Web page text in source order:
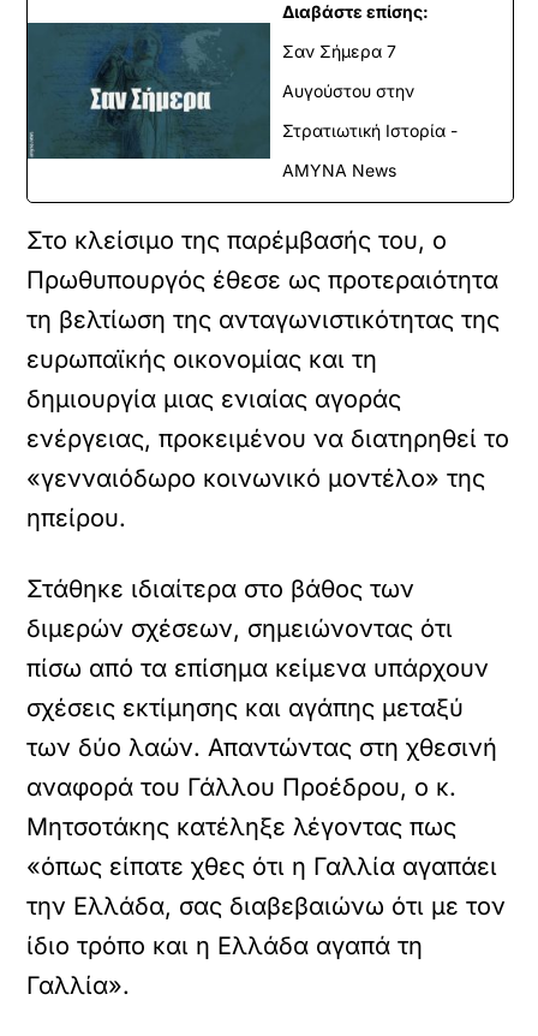
Διαβάστε επίσης:
Σαν Σήμερα 7
Αυγούστου στην
Στρατιωτική Ιστορία -
ΑΜΥΝΑ News
Στο κλείσιμο της παρέμβασής του, ο
Πρωθυπουργός έθεσε ως προτεραιότητα
τη βελτίωση της ανταγωνιστικότητας της
ευρωπαϊκής οικονομίας και τη
δημιουργία μιας ενιαίας αγοράς
ενέργειας, προκειμένου να διατηρηθεί το
«γενναιόδωρο κοινωνικό μοντέλο» της
ηπείρου.
Στάθηκε ιδιαίτερα στο βάθος των
διμερών σχέσεων, σημειώνοντας ότι
πίσω από τα επίσημα κείμενα υπάρχουν
σχέσεις εκτίμησης και αγάπης μεταξύ
των δύο λαών. Απαντώντας στη χθεσινή
αναφορά του Γάλλου Προέδρου, ο κ.
Μητσοτάκης κατέληξε λέγοντας πως
«όπως είπατε χθες ότι η Γαλλία αγαπάει
την Ελλάδα, σας διαβεβαιώνω ότι με τον
ίδιο τρόπο και η Ελλάδα αγαπά τη
Γαλλία».